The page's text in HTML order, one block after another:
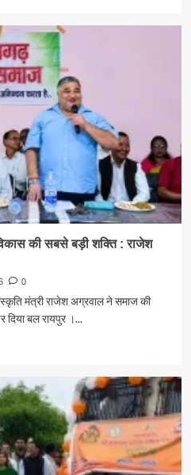
की सबसे बड़ी शक्ति : राजेश
0
मंत्री राजेश अग्रवाल ने समाज की
दिया बल रायपुर ।...